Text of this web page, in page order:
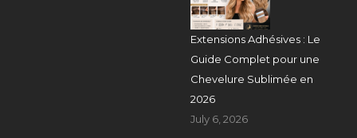
Extensions Adhésives : Le
Guide Complet pour une
Chevelure Sublimée en
2026
July 6, 2026